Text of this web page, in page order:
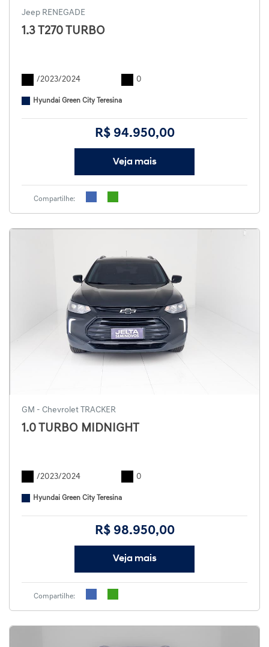
Jeep RENEGADE
1.3 T270 TURBO
/2023/2024 0
Hyundai Green City Teresina
R$ 94.950,00
Veja mais
Compartilhe:
GM - Chevrolet TRACKER
1.0 TURBO MIDNIGHT
/2023/2024 0
Hyundai Green City Teresina
R$ 98.950,00
Veja mais
Compartilhe: